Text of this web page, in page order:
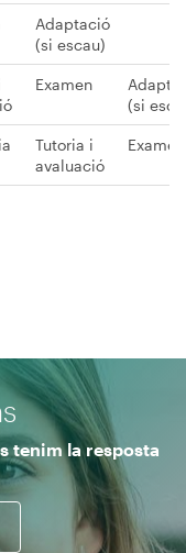
Adaptació
(si escau)
Examen
(si
Tutoria i
avaluació
Examen
tenim la resposta